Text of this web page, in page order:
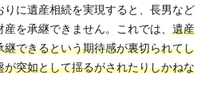
に遺産相続を実現すると、長男など
を承継できません。これでは、 遺産
できるという期待感が裏切られてし
突如として揺るがされたりしかねな